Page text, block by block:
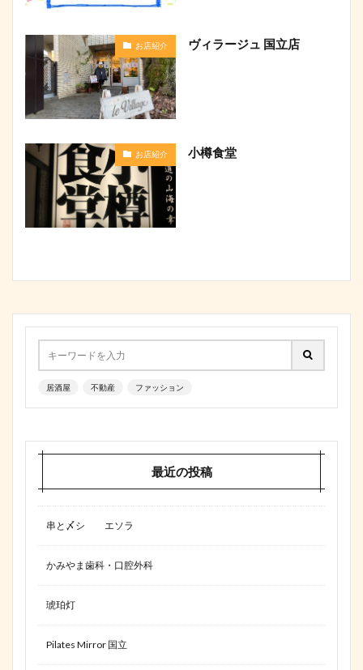
お店紹介 ヴィラージュ 国立店
お店紹介 小樽食堂
居酒屋 不動産 ファッション
最近の投稿
串と〆シ エソラ
かみやま歯科・口腔外科
琥珀灯
Pilates Mirror 国立